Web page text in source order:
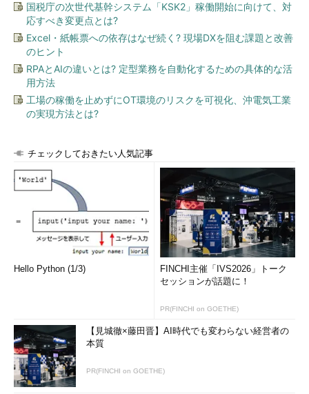
国税庁の次世代基幹システム「KSK2」稼働開始に向けて、対
応すべき変更点とは?
Excel・紙帳票への依存はなぜ続く? 現場DXを阻む課題と改善
のヒント
RPAとAIの違いとは? 定型業務を自動化するための具体的な活
用方法
工場の稼働を止めずにOT環境のリスクを可視化、沖電気工業
の実現方法とは?
チェックしておきたい人気記事
Hello Python (1/3)
FINCHI主催「IVS2026」トーク
セッションが話題に！
PR(FINCHI on GOETHE)
【見城徹×藤田晋】AI時代でも変わらない経営者の
本質
PR(FINCHI on GOETHE)